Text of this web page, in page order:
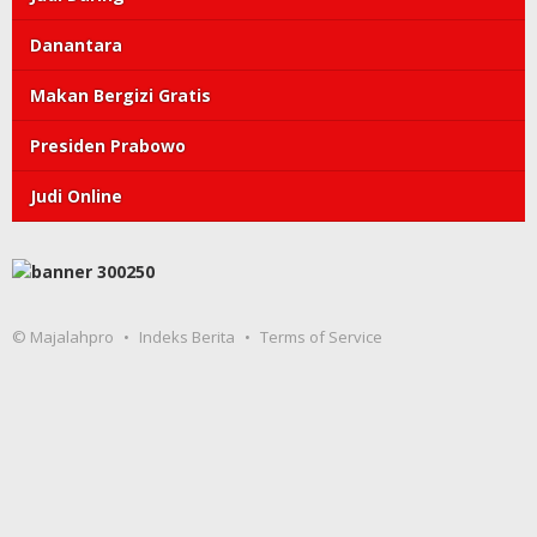
Danantara
Makan Bergizi Gratis
Presiden Prabowo
Judi Online
© Majalahpro Indeks Berita Terms of Service